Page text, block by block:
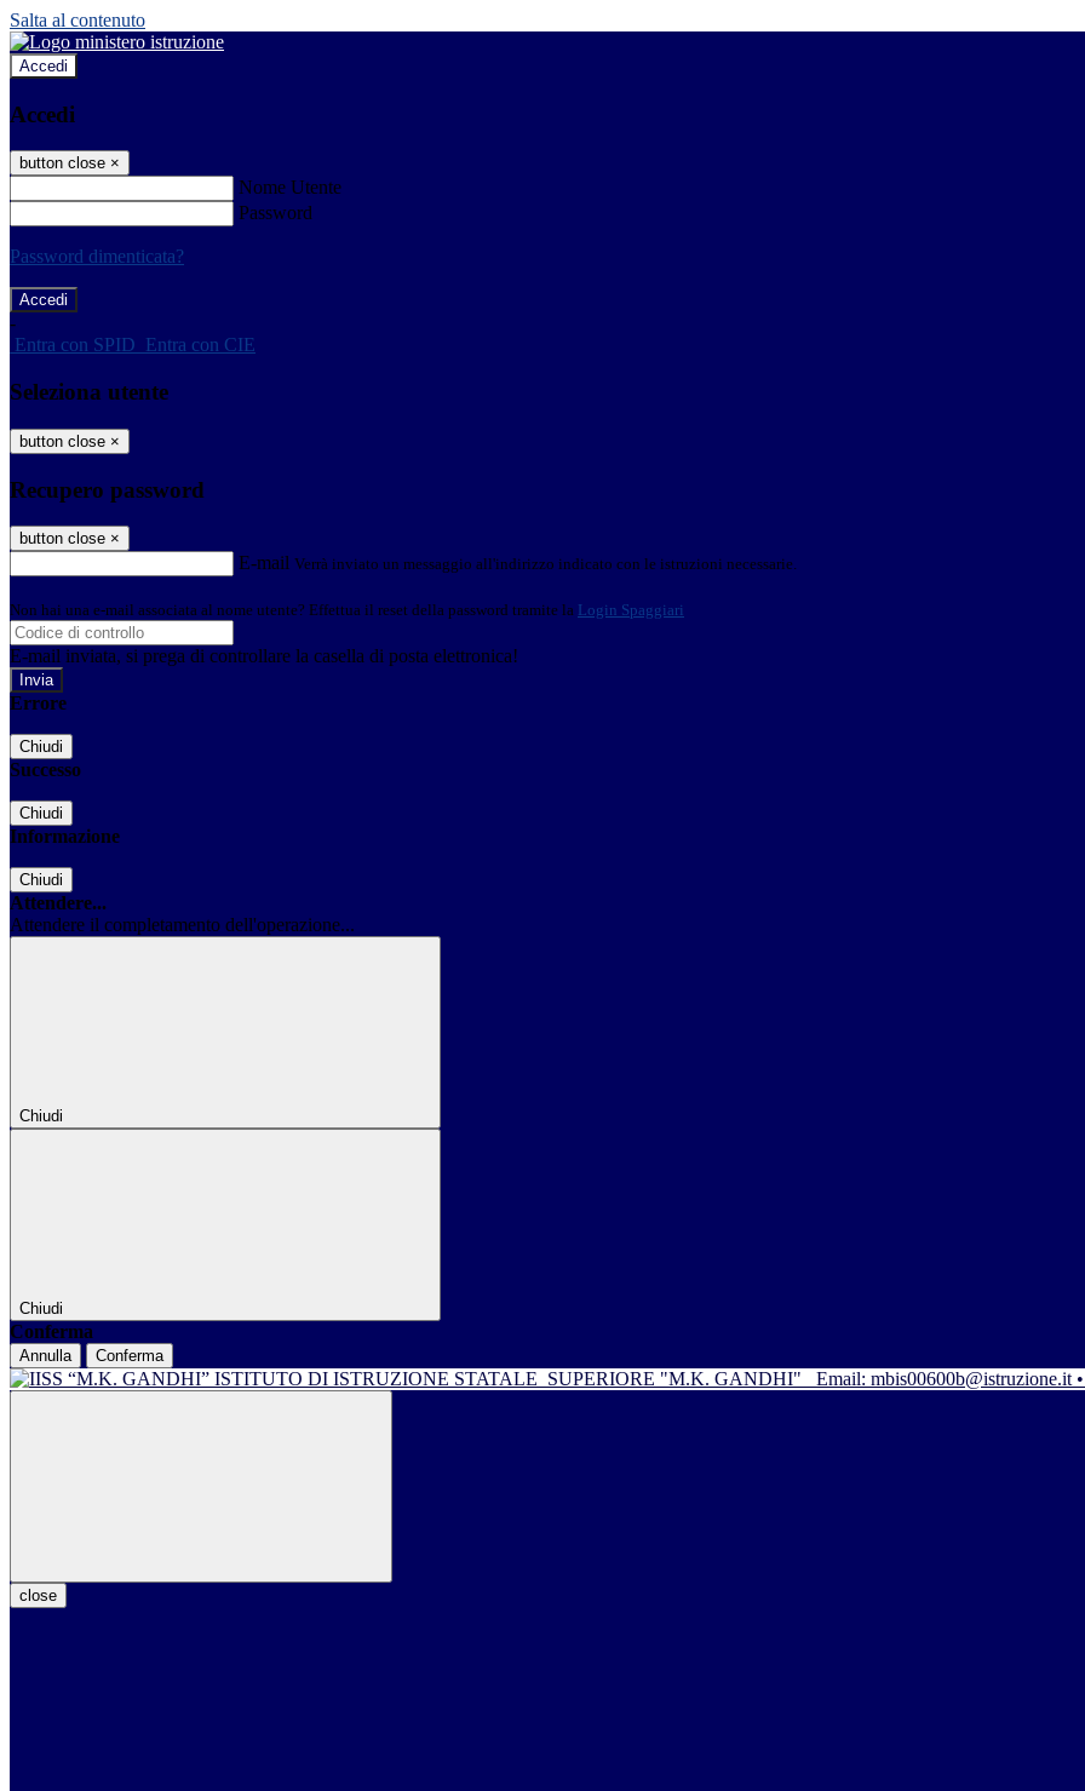
Salta al contenuto
Accedi
Accedi
button close ×
Nome Utente
Password
Password dimenticata?
-
Entra con SPID Entra con CIE
Seleziona utente
button close ×
Recupero password
button close ×
E-mail Verrà inviato un messaggio all'indirizzo indicato con le istruzioni necessarie.
Non hai una e-mail associata al nome utente? Effettua il reset della password tramite la Login Spaggiari
E-mail inviata, si prega di controllare la casella di posta elettronica!
Errore
Chiudi
Successo
Chiudi
Informazione
Chiudi
Attendere...
Attendere il completamento dell'operazione...
Chiudi
Chiudi
Conferma
Annulla Conferma
ISTITUTO DI ISTRUZIONE STATALE SUPERIORE "M.K. GANDHI" Email: mbis00600b@istruzione.it
close